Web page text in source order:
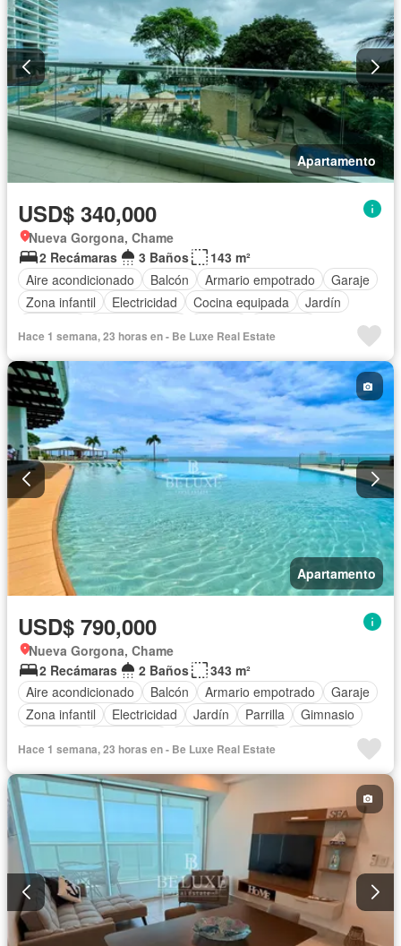
Apartamento
USD$ 340,000
Nueva Gorgona, Chame
2 Recámaras
3 Baños
143 m²
Aire acondicionado
Balcón Armario empotrado
Garaje
Zona infantil
Electricidad Cocina equipada
Jardín
Gas natural
Vista panorámica Seguridad
Cancha de tenis
Agua
Hace 1 semana, 23 horas en - Be Luxe Real Estate
Apartamento
USD$ 790,000
Nueva Gorgona, Chame
2 Recámaras
2 Baños
343 m²
Aire acondicionado
Balcón Armario empotrado
Garaje
Zona infantil
Electricidad Jardín Parrilla
Gimnasio
Piscina
Cancha de tenis Agua
Hace 1 semana, 23 horas en - Be Luxe Real Estate